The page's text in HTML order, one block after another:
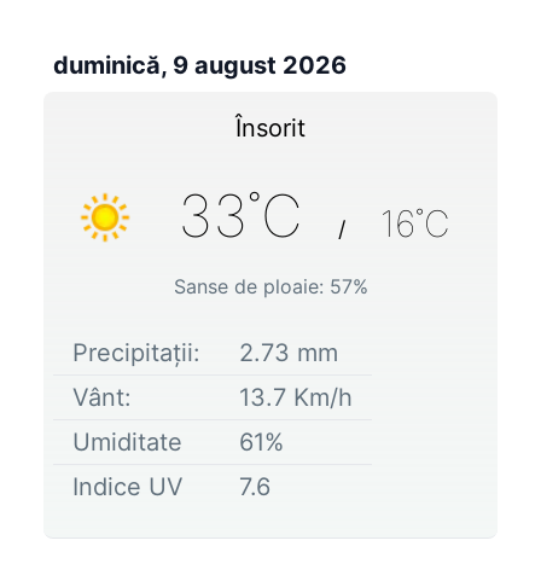
duminică, 9 august 2026
Însorit
33˚C / 16˚C
Sanse de ploaie: 57%
Precipitații: 2.73 mm
Vânt:
13.7 Km/h
Umiditate
61%
Indice UV
7.6